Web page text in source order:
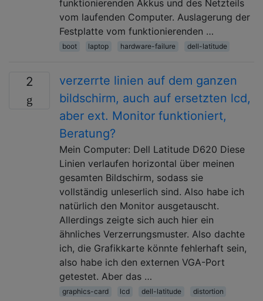
funktionierenden Akkus und des Netzteils
vom laufenden Computer. Auslagerung der
Festplatte vom funktionierenden …
boot laptop hardware-failure dell-latitude
2
verzerrte linien auf dem ganzen
bildschirm, auch auf ersetzten lcd,
aber ext. Monitor funktioniert,
Beratung?
Mein Computer: Dell Latitude D620 Diese
Linien verlaufen horizontal über meinen
gesamten Bildschirm, sodass sie
vollständig unleserlich sind. Also habe ich
natürlich den Monitor ausgetauscht.
Allerdings zeigte sich auch hier ein
ähnliches Verzerrungsmuster. Also dachte
ich, die Grafikkarte könnte fehlerhaft sein,
also habe ich den externen VGA-Port
getestet. Aber das …
graphics-card lcd dell-latitude distortion